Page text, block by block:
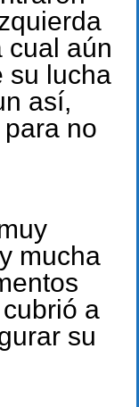
cual aún
su lucha
así,
no
mucha
a
su